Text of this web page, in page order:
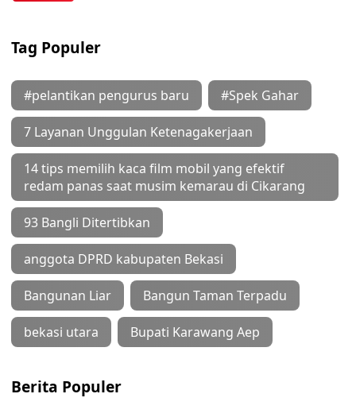
Tag Populer
#pelantikan pengurus baru #Spek Gahar
7 Layanan Unggulan Ketenagakerjaan
14 tips memilih kaca film mobil yang efektif
redam panas saat musim kemarau di Cikarang
93 Bangli Ditertibkan
anggota DPRD kabupaten Bekasi
Bangunan Liar Bangun Taman Terpadu
bekasi utara Bupati Karawang Aep
Berita Populer